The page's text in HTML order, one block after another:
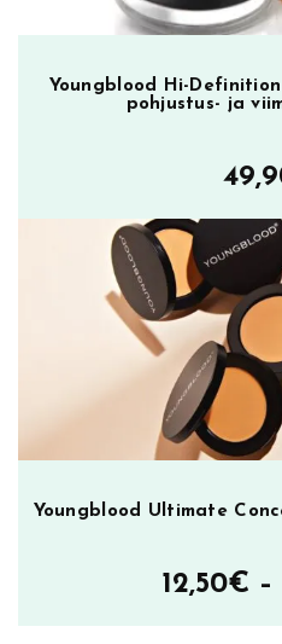
i
u
Youngblood Hi-
pohjustus- ja
Youngblood Ultimate
12,50€ –